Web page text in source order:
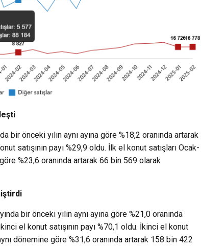
bir önceki yılın aynı ayına göre %18,2 oranında artarak
satışının payı %29,9 oldu. İlk el konut satışları Ocak-
%23,6 oranında artarak 66 bin 569 olarak
bir önceki yılın aynı ayına göre %21,0 oranında
el konut satışının payı %70,1 oldu. İkinci el konut
dönemine göre %31,6 oranında artarak 158 bin 422